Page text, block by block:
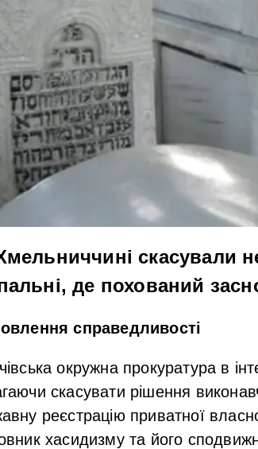
скасували
де похований
справедливості
окружна прокуратура в
скасувати рішення
реєстрацію приватної
хасидизму та його